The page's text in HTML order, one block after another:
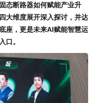
态断路器如何赋能产业升
大维度展开深入探讨，并达
座，更是未来AI赋能智慧运
口。